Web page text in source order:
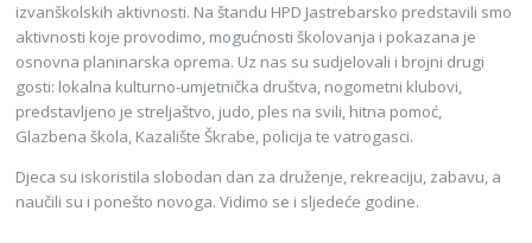
izvanškolskih aktivnosti. Na štandu HPD Jastrebarsko predstavili smo
aktivnosti koje provodimo, mogućnosti školovanja i pokazana je
osnovna planinarska oprema. Uz nas su sudjelovali i brojni drugi
gosti: lokalna kulturno-umjetnička društva, nogometni klubovi,
predstavljeno je streljaštvo, judo, ples na svili, hitna pomoć,
Glazbena škola, Kazalište Škrabe, policija te vatrogasci.
Djeca su iskoristila slobodan dan za druženje, rekreaciju, zabavu, a
naučili su i ponešto novoga. Vidimo se i sljedeće godine.